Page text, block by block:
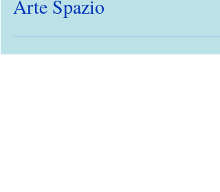
Alice Padovani da Amy-d
Arte Spazio